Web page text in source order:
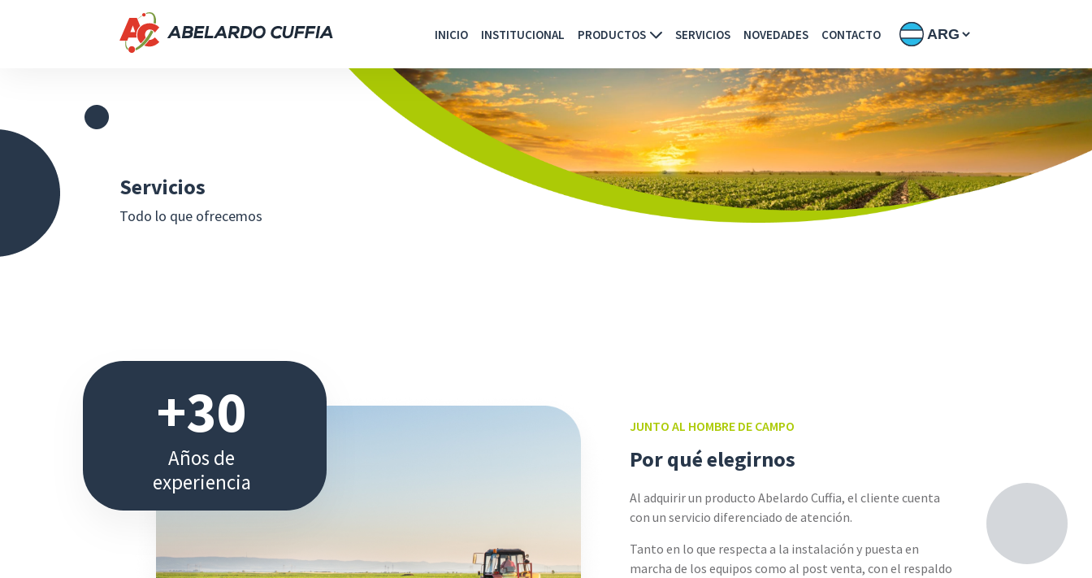
INICIO INSTITUCIONAL PRODUCTOS SERVICIOS NOVEDADES CONTACTO
Servicios
Todo lo que ofrecemos
+30
Años de
experiencia
JUNTO AL HOMBRE DE CAMPO
Por qué elegirnos
Al adquirir un producto Abelardo Cuffia, el cliente cuenta
con un servicio diferenciado de atención.
Tanto en lo que respecta a la instalación y puesta en
marcha de los equipos como al post venta, con el respaldo